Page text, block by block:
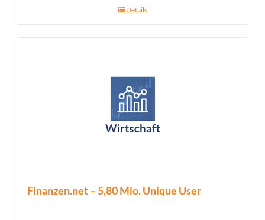
Details
Finanzen.net – 5,80 Mio. Unique User